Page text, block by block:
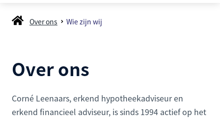
Over ons Wie zijn wij
Over ons
Corné Leenaars, erkend hypotheekadviseur en
erkend financieel adviseur, is sinds 1994 actief op het